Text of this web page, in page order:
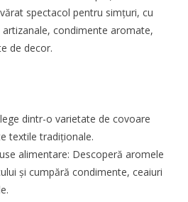
spectacol pentru simțuri, cu
condimente aromate,
de decor.
dintr-o varietate de covoare
textile tradiționale.
alimentare: Descoperă aromele
și cumpără condimente, ceaiuri